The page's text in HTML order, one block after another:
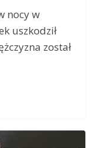
nocy w
uszkodził
został